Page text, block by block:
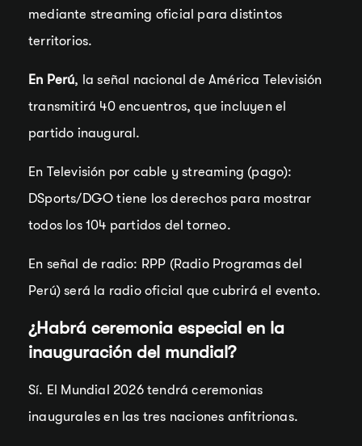
mediante streaming oficial para distintos
territorios.
En Perú, la señal nacional de América Televisión
transmitirá 40 encuentros, que incluyen el
partido inaugural.
En Televisión por cable y streaming (pago):
DSports/DGO tiene los derechos para mostrar
todos los 104 partidos del torneo.
En señal de radio: RPP (Radio Programas del
Perú) será la radio oficial que cubrirá el evento.
¿Habrá ceremonia especial en la
inauguración del mundial?
Sí. El Mundial 2026 tendrá ceremonias
inaugurales en las tres naciones anfitrionas.